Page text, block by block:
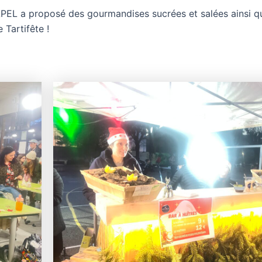
a proposé des gourmandises sucrées et salées ainsi
Tartifête !